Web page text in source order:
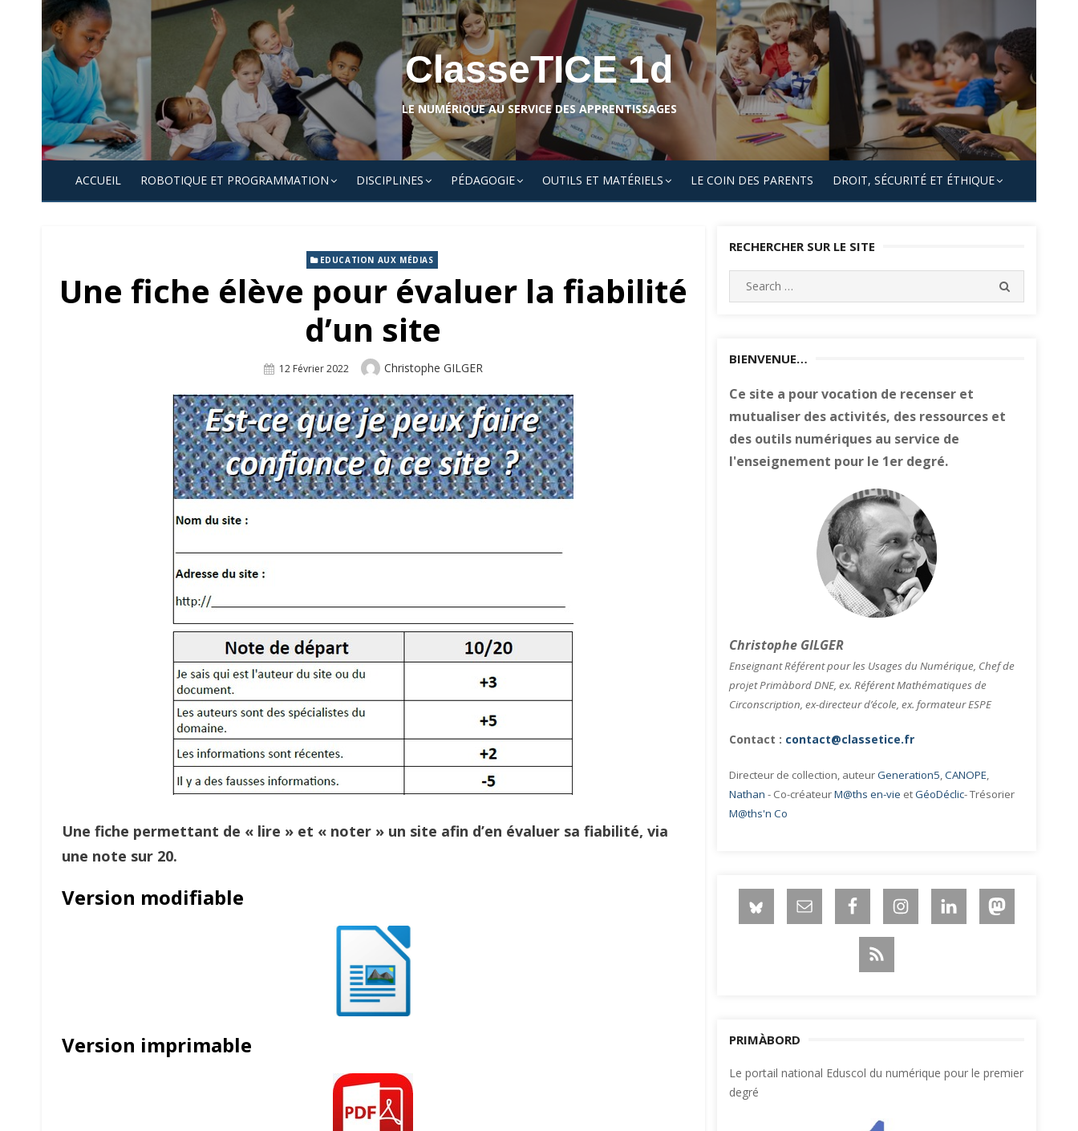
Skip
to
content
ClasseTICE 1d
LE NUMÉRIQUE AU SERVICE DES APPRENTISSAGES
ACCUEIL ROBOTIQUE ET PROGRAMMATION DISCIPLINES PÉDAGOGIE OUTILS ET MATÉRIELS LE COIN DES PARENTS DROIT, SÉCURITÉ ET ÉTHIQUE
EDUCATION AUX MÉDIAS
Une fiche élève pour évaluer la fiabilité
d’un site
Posted
12 Février 2022 Author
Christophe GILGER
Une fiche permettant de « lire » et « noter » un site afin d’en évaluer sa fiabilité, via
une note sur 20.
Version modifiable
Version imprimable
RECHERCHER SUR LE SITE
Search
for:
BIENVENUE…
Ce site a pour vocation de recenser et
mutualiser des activités, des ressources et
des outils numériques au service de
l'enseignement pour le 1er degré.
Christophe GILGER
Enseignant Référent pour les Usages du Numérique, Chef de
projet Primàbord DNE, ex. Référent Mathématiques de
Circonscription, ex-directeur d’école, ex. formateur ESPE
Contact : contact@classetice.fr
Directeur de collection, auteurGeneration5,CANOPE,
Nathan - Co-créateurM@ths en-vie etGéoDéclic- Trésorier
M@ths'n Co
PRIMÀBORD
Le portail national Eduscol du numérique pour le premier
degré